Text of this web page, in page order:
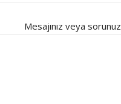
Mesajınız veya sorunuz